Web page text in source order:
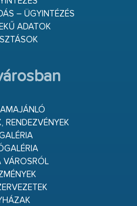
– ÜGYINTÉZÉS
ADATOK
RENDEZVÉNYEK
VÁROSRÓL